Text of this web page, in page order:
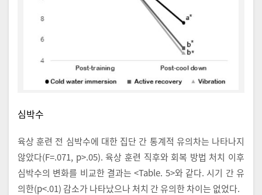
심박수
육상 훈련 전 심박수에 대한 집단 간 통계적 유의차는 나타나지
않았다(F=.071, p>.05). 육상 훈련 직후와 회복 방법 처치 이후
심박수의 변화를 비교한 결과는 <Table. 5>와 같다. 시기 간 유
의한(p<.01) 감소가 나타났으나 처치 간 유의한 차이는 없었다.